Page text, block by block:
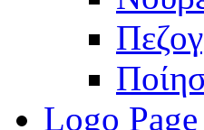
Logo